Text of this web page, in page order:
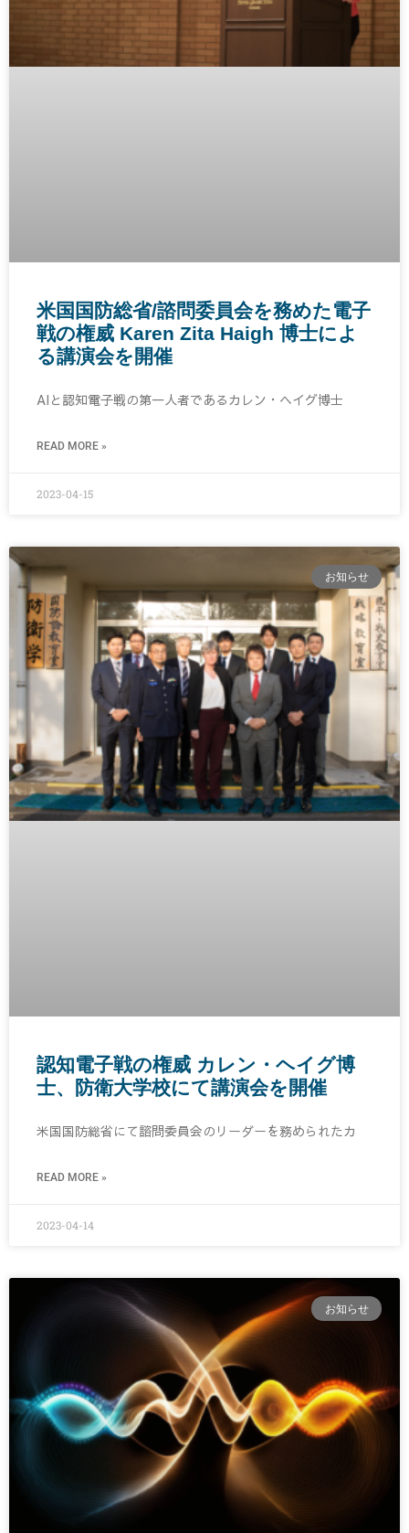
米国国防総省/諮問委員会を務めた電子
戦の権威 Karen Zita Haigh 博士によ
る講演会を開催
AIと認知電子戦の第一人者であるカレン・ヘイグ博士
READ MORE »
2023-04-15
お知らせ
認知電子戦の権威 カレン・ヘイグ博
士、防衛大学校にて講演会を開催
米国国防総省にて諮問委員会のリーダーを務められたカ
READ MORE »
2023-04-14
お知らせ